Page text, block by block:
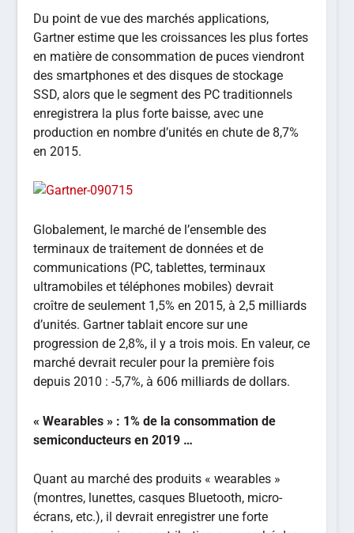
Du point de vue des marchés applications,
Gartner estime que les croissances les plus fortes
en matière de consommation de puces viendront
des smartphones et des disques de stockage
SSD, alors que le segment des PC traditionnels
enregistrera la plus forte baisse, avec une
production en nombre d’unités en chute de 8,7%
en 2015.
Globalement, le marché de l’ensemble des
terminaux de traitement de données et de
communications (PC, tablettes, terminaux
ultramobiles et téléphones mobiles) devrait
croître de seulement 1,5% en 2015, à 2,5 milliards
d’unités. Gartner tablait encore sur une
progression de 2,8%, il y a trois mois. En valeur, ce
marché devrait reculer pour la première fois
depuis 2010 : -5,7%, à 606 milliards de dollars.
« Wearables » : 1% de la consommation de
semiconducteurs en 2019 …
Quant au marché des produits « wearables »
(montres, lunettes, casques Bluetooth, micro-
écrans, etc.), il devrait enregistrer une forte